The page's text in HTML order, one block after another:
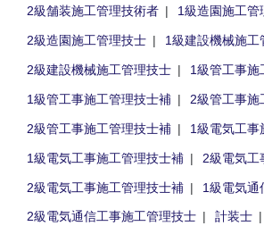
2級舗装施工管理技術者
1級造園施工管
2級造園施工管理技士
1級建設機械施工
2級建設機械施工管理技士
1級管工事施
1級管工事施工管理技士補
2級管工事施
2級管工事施工管理技士補
1級電気工
1級電気工事施工管理技士補
2級電気工
2級電気工事施工管理技士補
1級電気通
2級電気通信工事施工管理技士
計装士